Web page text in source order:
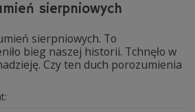
sierpniowych
sierpniowych. To
bieg naszej historii. Tchnęło w
Czy ten duch porozumienia